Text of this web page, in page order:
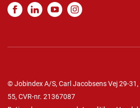
© Jobindex A/S, Carl Jacobsens Vej 29-31,
55, CVR-nr. 21367087